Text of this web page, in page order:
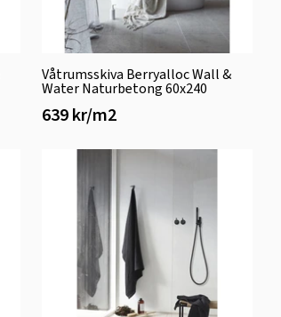
Våtrumsskiva Berryalloc Wall &
Water Naturbetong 60x240
639 kr/m2